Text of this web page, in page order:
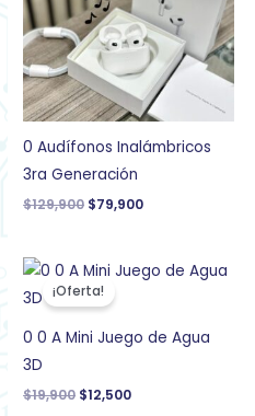
0 Audífonos Inalámbricos
3ra Generación
$129,900 $79,900
¡Oferta!
0 0 A Mini Juego de Agua
3D
$19,900
El
precio
original
$19,900.
$12,500
El
precio
$12,500.